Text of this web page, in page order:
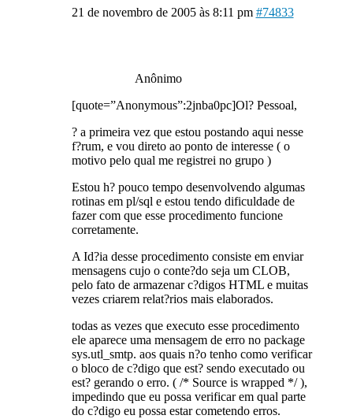
21 de novembro de 2005 às 8:11 pm #74833
Anônimo
[quote=”Anonymous”:2jnba0pc]Ol? Pessoal,
? a primeira vez que estou postando aqui nesse
f?rum, e vou direto ao ponto de interesse ( o
motivo pelo qual me registrei no grupo )
Estou h? pouco tempo desenvolvendo algumas
rotinas em pl/sql e estou tendo dificuldade de
fazer com que esse procedimento funcione
corretamente.
A Id?ia desse procedimento consiste em enviar
mensagens cujo o conte?do seja um CLOB,
pelo fato de armazenar c?digos HTML e muitas
vezes criarem relat?rios mais elaborados.
todas as vezes que executo esse procedimento
ele aparece uma mensagem de erro no package
sys.utl_smtp. aos quais n?o tenho como verificar
o bloco de c?digo que est? sendo executado ou
est? gerando o erro. ( /* Source is wrapped */ ),
impedindo que eu possa verificar em qual parte
do c?digo eu possa estar cometendo erros.